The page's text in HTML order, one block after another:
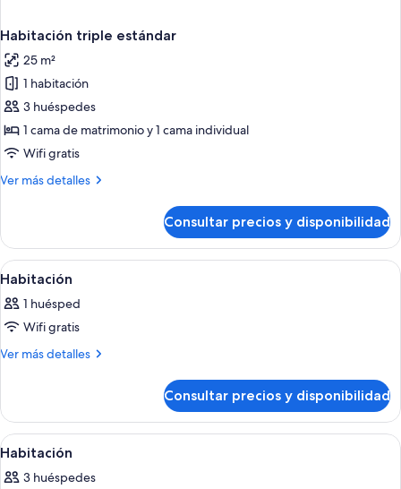
Habitación triple estándar
25 m²
1 habitación
3 huéspedes
1 cama de matrimonio y 1 cama individual
Wifi gratis
Ver más detalles
Más
triple
estándar
Consultar precios y disponibilidad
Abrir
todas
las
fotos
de
Una habitación de hotel con cama,
3
Habitación
1 huésped
Wifi gratis
Ver más detalles
Más
Consultar precios y disponibilidad
Abrir
todas
las
Una habitación de hotel con dos
7
Habitación
3 huéspedes